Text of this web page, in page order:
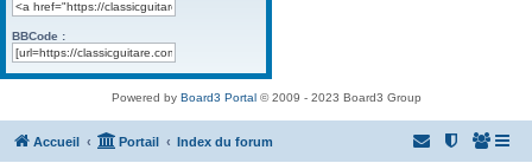
BBCode :
Powered by Board3 Portal© 2009 - 2023 Board3 Group
Accueil Portail Index du forum